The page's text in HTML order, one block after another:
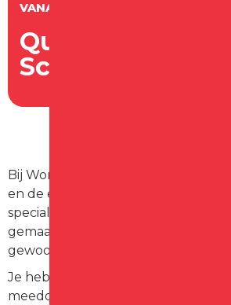
VANAF 19:30 UUR INLOOP
Quiz night
Schagen
Bij Wonder’s organiseren ze
en de editie van mei is nét even
speciale quiz, iets moeilijker en 2
gemaakt door Olav Rovers.
gewoon leuk om mee te spelen!
Je hebt geen quizervaring nodig,
meedoen, lachen en kijken hoe